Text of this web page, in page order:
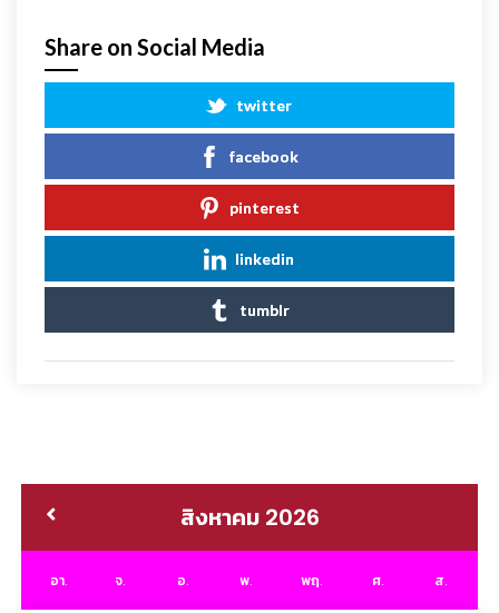
Share on Social Media
twitter
facebook
pinterest
linkedin
tumblr
สิงหาคม 2026
อา. จ. อ. พ. พฤ. ศ. ส.